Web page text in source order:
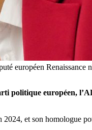
européen Renaissance
politique européen,
et son homologue